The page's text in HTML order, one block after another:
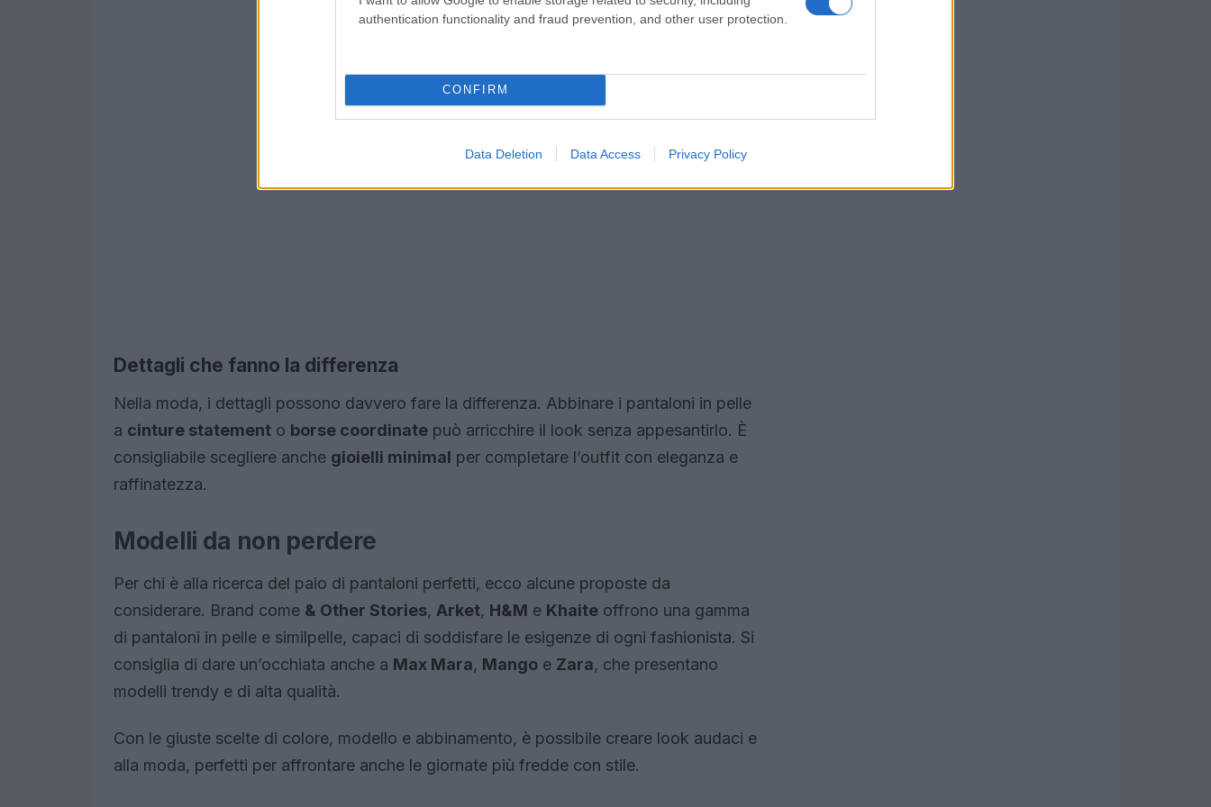
authentication functionality and fraud prevention, and other user protection.
CONFIRM
Data Deletion Data Access Privacy Policy
Dettagli che fanno la differenza
Nella moda, i dettagli possono davvero fare la differenza. Abbinare i pantaloni in pelle
a cinture statement o borse coordinate può arricchire il look senza appesantirlo. È
consigliabile scegliere anche gioielli minimal per completare l’outfit con eleganza e
raffinatezza.
Modelli da non perdere
Per chi è alla ricerca del paio di pantaloni perfetti, ecco alcune proposte da
considerare. Brand come & Other Stories, Arket, H&M e Khaite offrono una gamma
di pantaloni in pelle e similpelle, capaci di soddisfare le esigenze di ogni fashionista. Si
consiglia di dare un’occhiata anche a Max Mara, Mango e Zara, che presentano
modelli trendy e di alta qualità.
Con le giuste scelte di colore, modello e abbinamento, è possibile creare look audaci e
alla moda, perfetti per affrontare anche le giornate più fredde con stile.